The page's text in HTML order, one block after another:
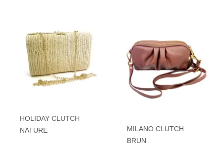
HOLIDAY CLUTCH
NATURE
MILANO CLUTCH
BRUN